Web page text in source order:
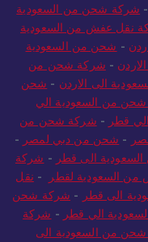
- شركة شحن من السعودية
نقل عفش من السعودية
- شحن من السعودية
- شركة شحن من
الى الاردن - شحن
من السعودية الي
قطر - شركة شحن من
- شحن من دبي لمصر -
الى قطر - شركة
السعودية لقطر - نقل
الى قطر - شركة شحن
الي قطر - شركة
من السعودية الى